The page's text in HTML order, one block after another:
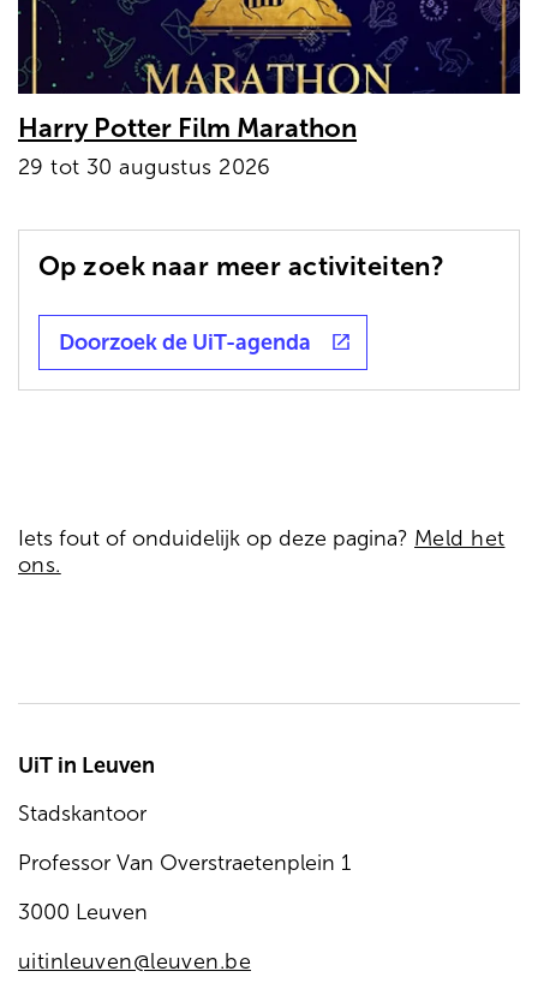
Harry Potter Film Marathon
29 tot 30 augustus 2026
Doorzoek de UiT-agenda
Op zoek naar meer activiteiten?
Iets fout of onduidelijk op deze pagina? Meld het
ons.
UiT in Leuven
Stadskantoor
Professor Van Overstraetenplein 1
3000 Leuven
uitinleuven@leuven.be